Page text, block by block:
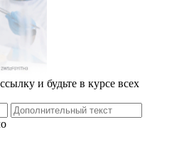
и будьте в курсе всех